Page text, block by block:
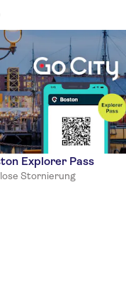
Explorer Pass
Stornierung